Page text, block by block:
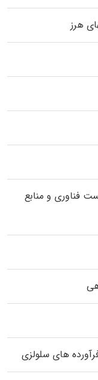
هرز
فناوری و منابع
های سلولزی